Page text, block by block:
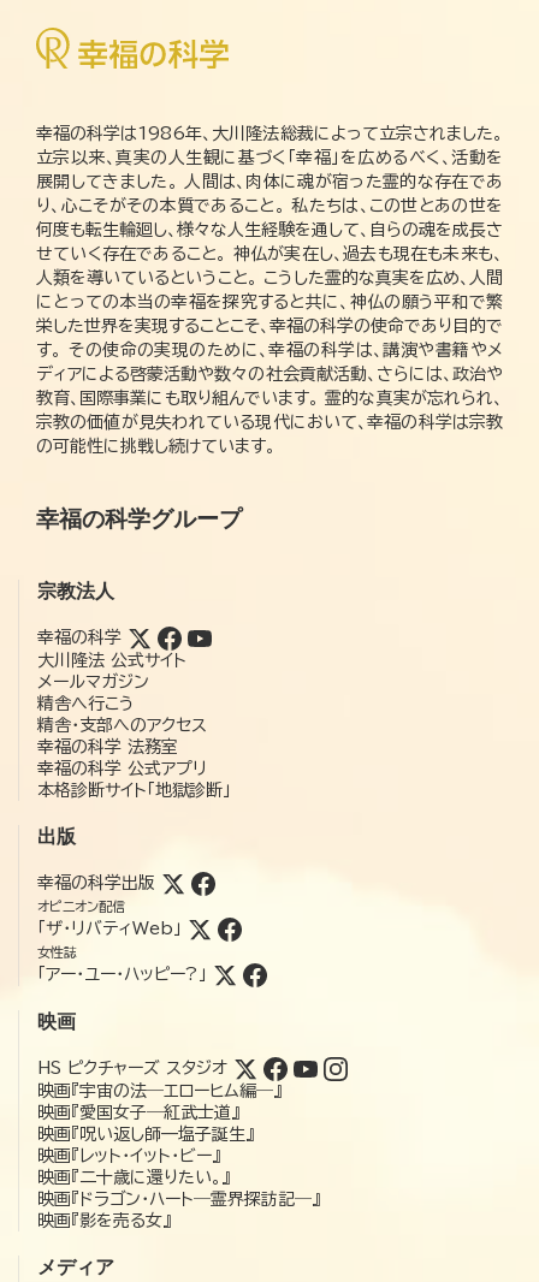
幸福の科学は1986年、大川隆法総裁によって立宗されました。
立宗以来、真実の人生観に基づく「幸福」を広めるべく、活動を
展開してきました。 人間は、肉体に魂が宿った霊的な存在であ
り、心こそがその本質であること。 私たちは、この世とあの世を
何度も転生輪廻し、様々な人生経験を通して、自らの魂を成長さ
せていく存在であること。 神仏が実在し、過去も現在も未来も、
人類を導いているということ。 こうした霊的な真実を広め、人間
にとっての本当の幸福を探究すると共に、神仏の願う平和で繁
栄した世界を実現することこそ、幸福の科学の使命であり目的で
す。 その使命の実現のために、幸福の科学は、講演や書籍やメ
ディアによる啓蒙活動や数々の社会貢献活動、さらには、政治や
教育、国際事業にも取り組んでいます。 霊的な真実が忘れられ、
宗教の価値が見失われている現代において、幸福の科学は宗教
の可能性に挑戦し続けています。
幸福の科学グループ
宗教法人
幸福の科学
大川隆法 公式サイト
メールマガジン
精舎へ行こう
精舎・支部へのアクセス
幸福の科学 法務室
幸福の科学 公式アプリ
本格診断サイト「地獄診断」
出版
幸福の科学出版
オピニオン配信
「ザ・リバティWeb」
女性誌
「アー・ユー・ハッピー?」
映画
HS ピクチャーズ スタジオ
映画『宇宙の法―エローヒム編―』
映画『愛国女子―紅武士道』
映画『呪い返し師—塩子誕生』
映画『レット・イット・ビー』
映画『二十歳に還りたい。』
映画『ドラゴン・ハート―霊界探訪記―』
映画『影を売る女』
メディア